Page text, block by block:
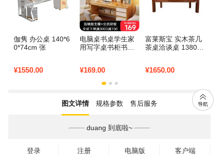
伽隽 办公桌 140*6
0*74cm 张
¥1550.00
电脑桌书桌学生家
用写字桌书柜书架
生 【经典款】枫木
色100cm
¥169.00
富莱斯宝 实木茶几
茶桌洽谈桌 1380*7
¥1650.00
图文详情 规格参数 售后服务
duang 到底啦~
登录 注册 电脑版 客户端